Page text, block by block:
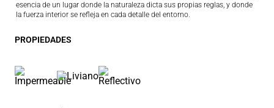
esencia de un lugar donde la naturaleza dicta sus propias reglas, y donde
la fuerza interior se refleja en cada detalle del entorno.
PROPIEDADES